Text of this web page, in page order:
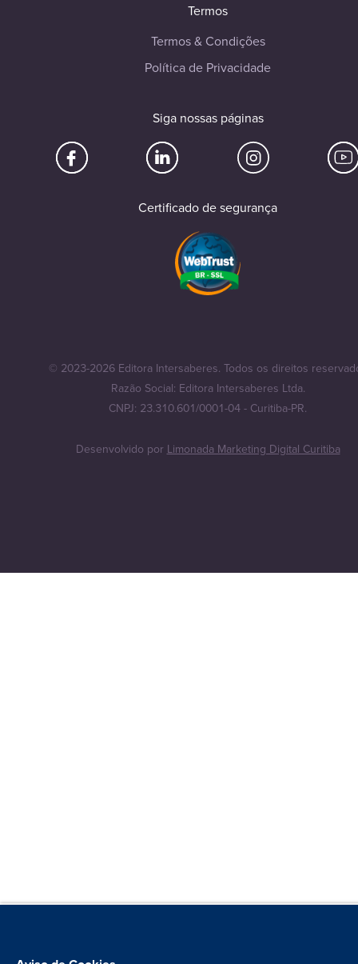
Termos
Termos & Condições
Política de Privacidade
Siga nossas páginas
Certificado de segurança
© 2023-2026 Editora Intersaberes. Todos os direitos
Razão Social: Editora Intersaberes Ltda.
CNPJ: 23.310.601/0001-04 - Curitiba-PR.
Desenvolvido por Limonada Marketing Digital Curitiba